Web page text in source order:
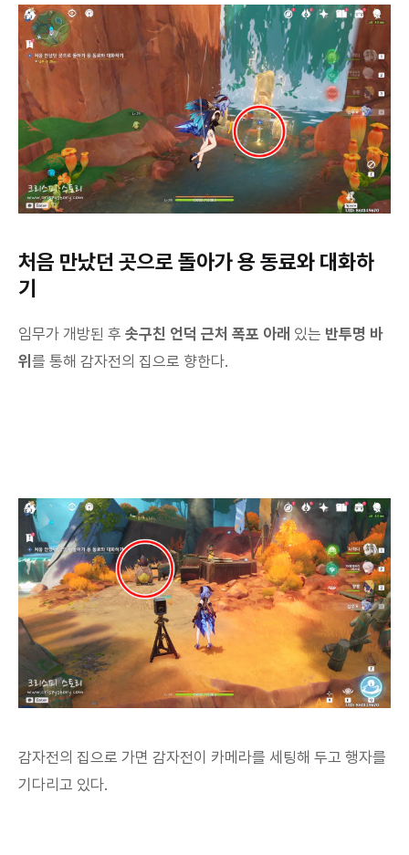
처음 만났던 곳으로 돌아가 용 동료와 대화하
기
임무가 개방된 후 솟구친 언덕 근처 폭포 아래 있는 반투명 바
위 를 통해 감자전의 집으로 향한다.
감자전의 집으로 가면 감자전이 카메라를 세팅해 두고 행자를
기다리고 있다.